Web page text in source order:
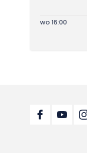
wo 16:00